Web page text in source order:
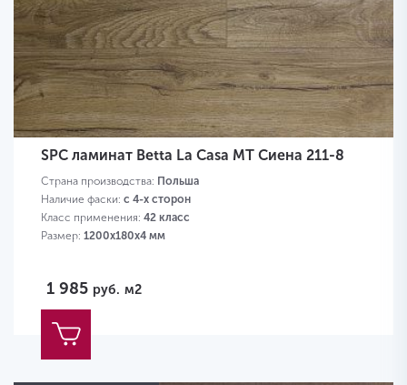
SPC ламинат Betta La Casa MT Сиена 211-8
Страна производства: Польша
Наличие фаски: с 4-х сторон
Класс применения: 42 класс
Размер: 1200х180х4 мм
1 985 руб. м2